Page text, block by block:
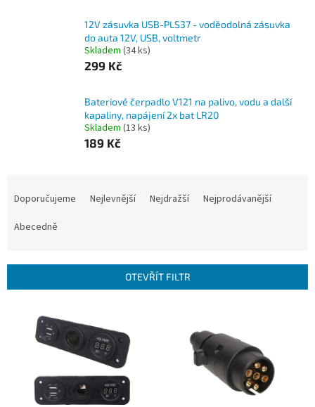
12V zásuvka USB-PLS37 - voděodolná zásuvka
do auta 12V, USB, voltmetr
Skladem (34 ks)
299 Kč
Bateriové čerpadlo V121 na palivo, vodu a další
kapaliny, napájení 2x bat LR20
Skladem (13 ks)
189 Kč
r
Doporučujeme Nejlevnější Nejdražší
Nejprodávanější
Abecedně
OTEVŘÍT FILTR